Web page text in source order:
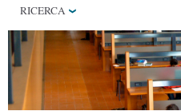
BIBLIOTECHE
SERVIZI
RICERCA